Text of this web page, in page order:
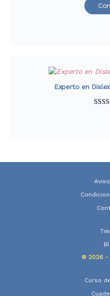
con
Experto en
© 2026 -
Curso